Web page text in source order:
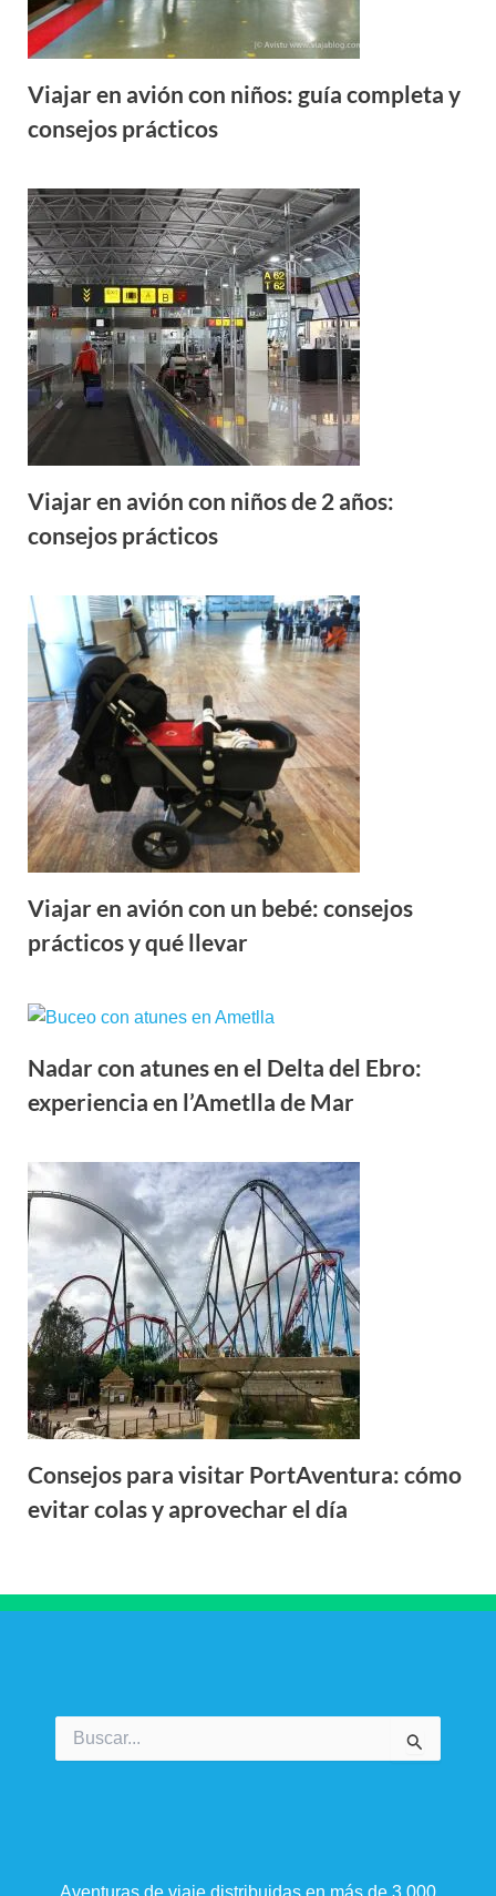
Viajar en avión con niños: guía completa y
consejos prácticos
Viajar en avión con niños de 2 años:
consejos prácticos
Viajar en avión con un bebé: consejos
prácticos y qué llevar
Nadar con atunes en el Delta del Ebro:
experiencia en l’Ametlla de Mar
Consejos para visitar PortAventura: cómo
evitar colas y aprovechar el día
por:
Aventuras de viaje distribuidas en más de 3.000